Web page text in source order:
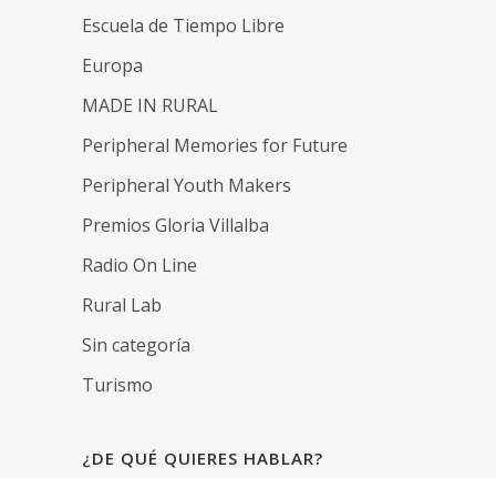
Escuela de Tiempo Libre
Europa
MADE IN RURAL
Peripheral Memories for Future
Peripheral Youth Makers
Premios Gloria Villalba
Radio On Line
Rural Lab
Sin categoría
Turismo
¿DE QUÉ QUIERES HABLAR?